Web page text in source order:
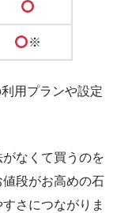
※
用プランや設定
なくて買うのを
段がお高めの石
さにつながりま